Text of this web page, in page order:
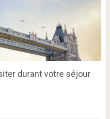
durant votre séjour